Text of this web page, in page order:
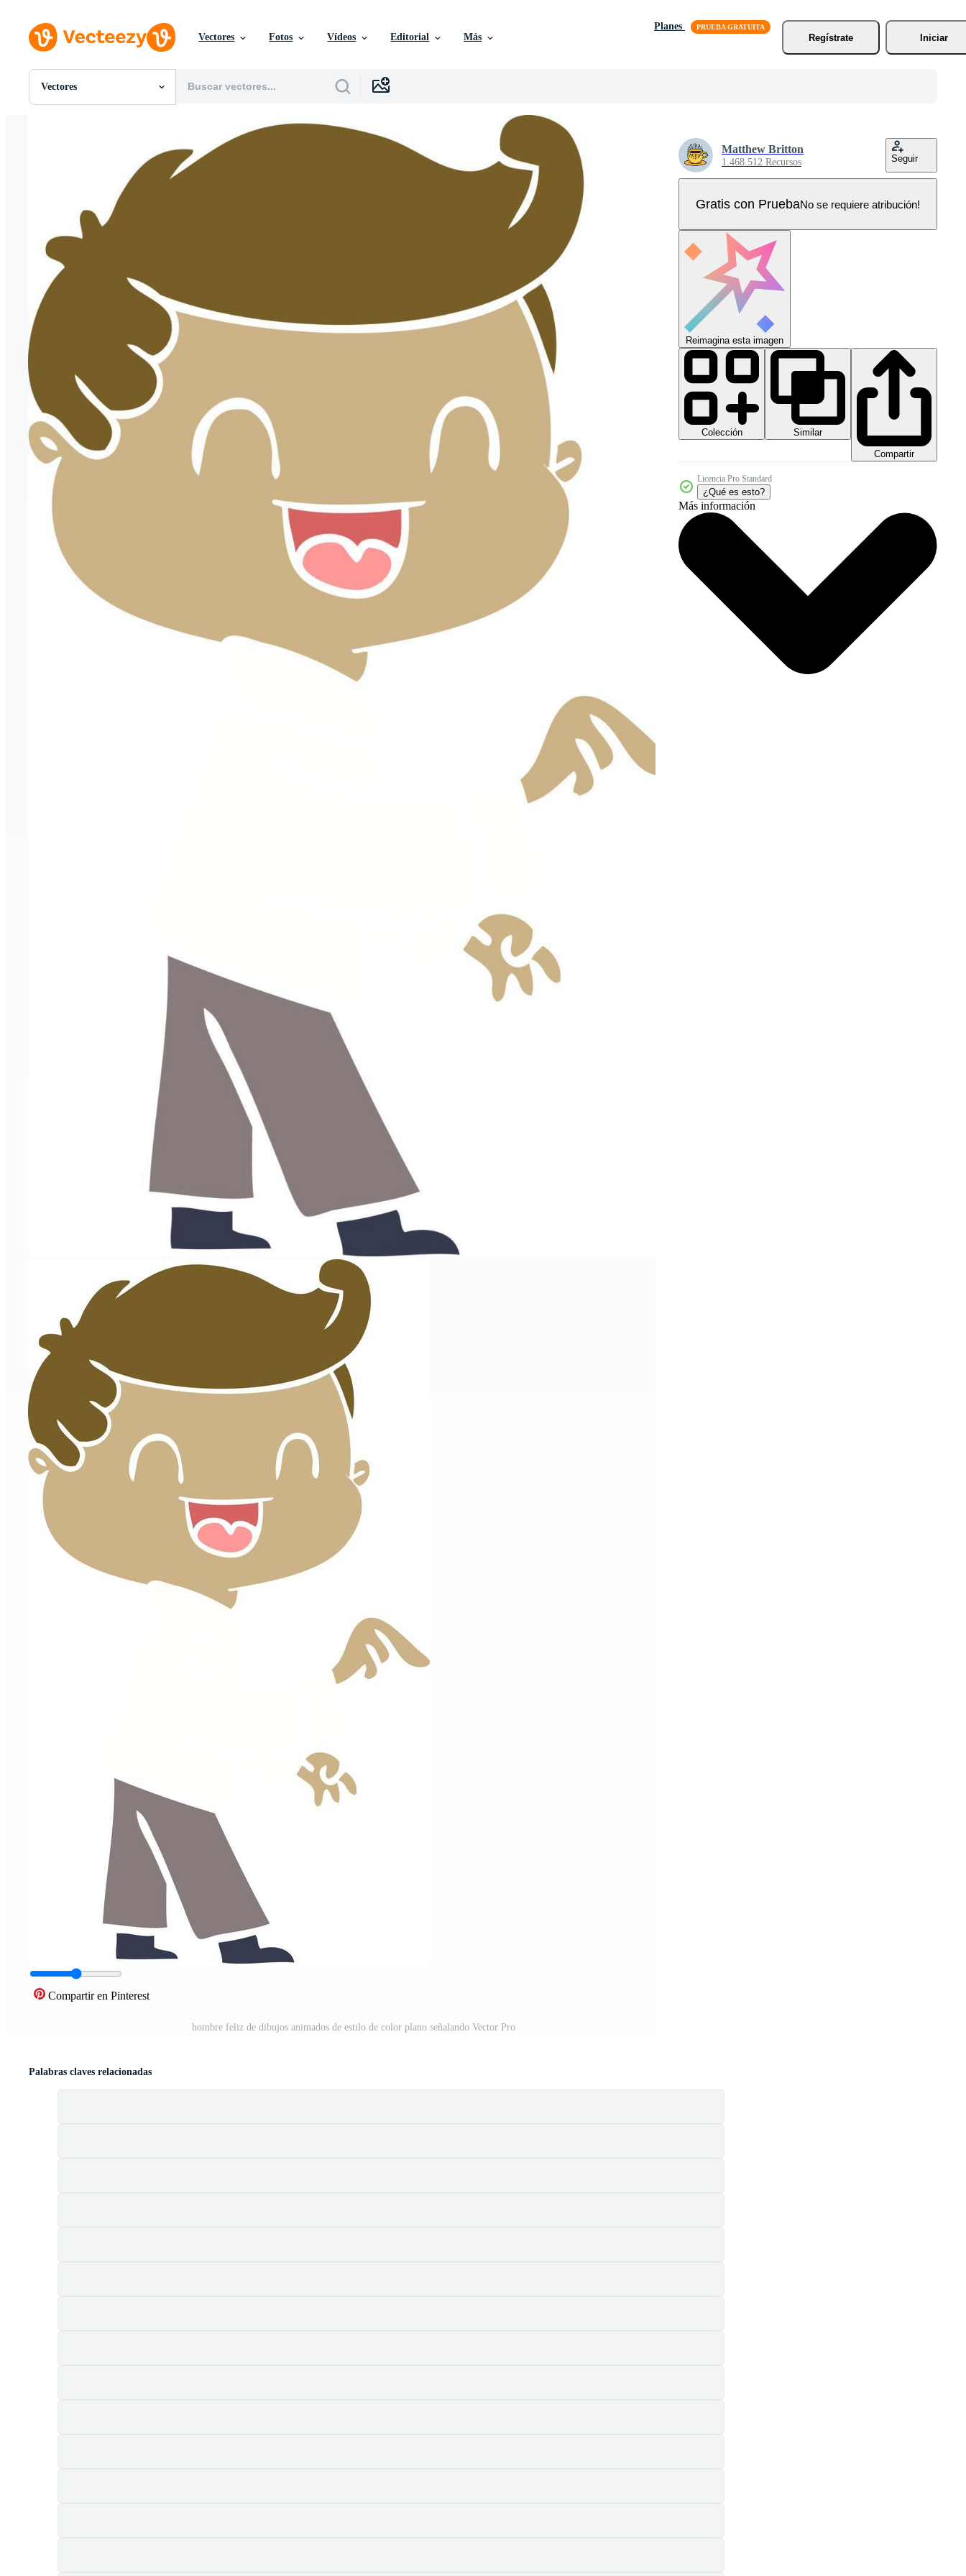
Vectores Fotos Vídeos Editorial Más
Planes
Regístrate
Iniciar
Vectores
Todas Imágenes
Videos
Gráficos en Movimiento
Imágenes Editoriales
Compartir en Pinterest
hombre feliz de dibujos animados de estilo de color plano señalando Vector Pro
Matthew Britton
1.468.512 Recursos Seguir
Gratis con PruebaNo se requiere atribución!
Reimagina esta imagen
Colección
Similar
Compartir
Licencia Pro Standard
¿Qué es esto?
Más información
Palabras claves relacionadas